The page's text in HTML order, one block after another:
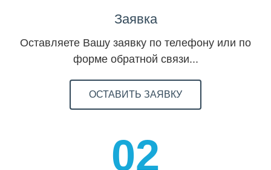
Заявка
Оставляете Вашу заявку по телефону или по
форме обратной связи...
ОСТАВИТЬ ЗАЯВКУ
02